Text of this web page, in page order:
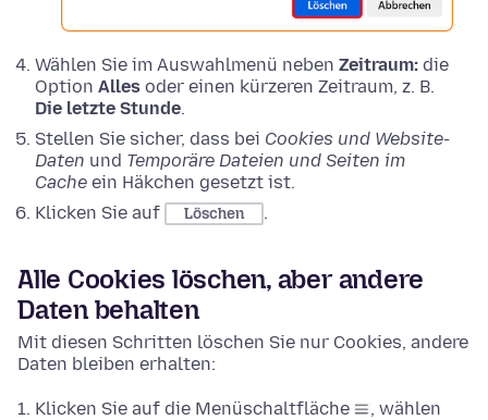
Wählen Sie im Auswahlmenü neben Zeitraum: die
Option Alles oder einen kürzeren Zeitraum, z. B.
Die letzte Stunde.
Stellen Sie sicher, dass bei Cookies und Website-
Daten und Temporäre Dateien und Seiten im
Cache ein Häkchen gesetzt ist.
Klicken Sie auf
Löschen .
Alle Cookies löschen, aber andere
Daten behalten
Mit diesen Schritten löschen Sie nur Cookies, andere
Daten bleiben erhalten:
Klicken Sie auf die Menüschaltfläche
, wählen